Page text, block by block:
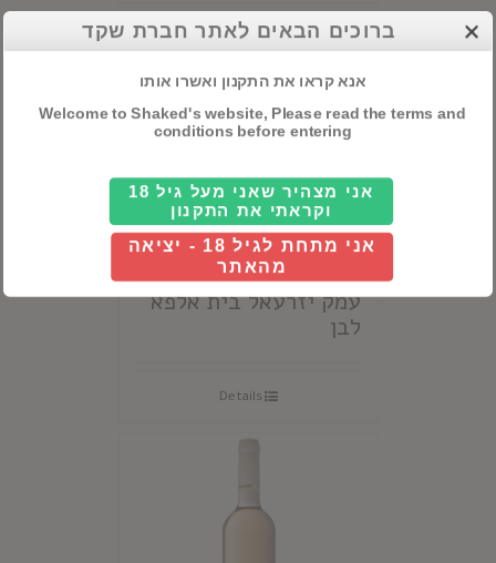
עמק יזרעאל בית אלפא
לבן
Details
ברוכים הבאים לאתר חברת שקד
אנא קראו את התקנון ואשרו אותו
Welcome to Shaked's website, Please read the terms and
conditions before entering
אני מצהיר שאני מעל גיל 18
וקראתי את התקנון
אני מתחת לגיל 18 - יציאה
מהאתר